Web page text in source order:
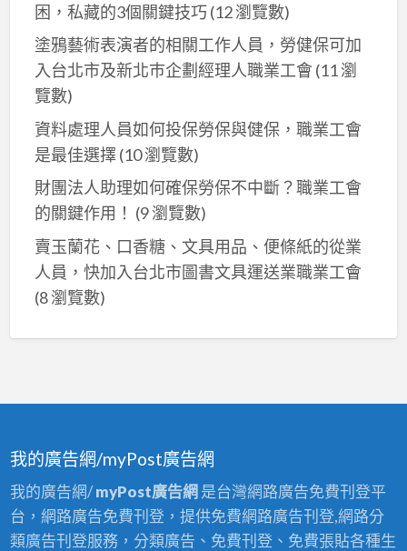
困，私藏的3個關鍵技巧(12 瀏覽數)
塗鴉藝術表演者的相關工作人員，勞健保可加
入台北市及新北巿企劃經理人職業工會 (11 瀏
覽數)
資料處理人員如何投保勞保與健保，職業工會
是最佳選擇(10 瀏覽數)
財團法人助理如何確保勞保不中斷？職業工會
的關鍵作用！ (9 瀏覽數)
賣玉蘭花、口香糖、文具用品、便條紙的從業
人員，快加入台北市圖書文具運送業職業工會
(8 瀏覽數)
我的廣告網/myPost廣告網
我的廣告網/myPost廣告網是台灣網路廣告免費刊登平
台，網路廣告免費刊登，提供免費網路廣告刊登,網路分
類廣告刊登服務，分類廣告、免費刊登、免費張貼各種生